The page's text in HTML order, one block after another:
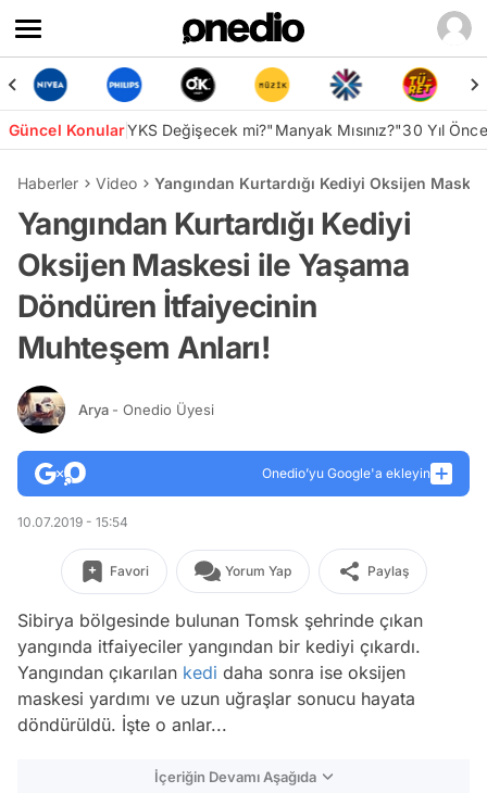
Güncel KonularYKS Değişecek mi?"Manyak Mısınız?"30 Yıl
Haberler Video Yangından Kurtardığı Kediyi Oksijen
Yangından Kurtardığı Kediyi
Oksijen Maskesi ile Yaşama
Döndüren İtfaiyecinin
Muhteşem Anları!
Arya - Onedio Üyesi
Onedio’yu Google'a ekleyin
10.07.2019 - 15:54
Favori Yorum Yap Paylaş
Sibirya bölgesinde bulunan Tomsk şehrinde çıkan
yangında itfaiyeciler yangından bir kediyi çıkardı.
Yangından çıkarılan kedi daha sonra ise oksijen
maskesi yardımı ve uzun uğraşlar sonucu hayata
döndürüldü. İşte o anlar...
İçeriğin Devamı Aşağıda